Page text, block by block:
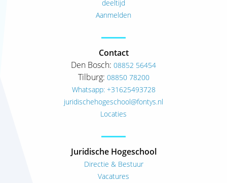
deeltijd
Aanmelden
Contact
Den Bosch: 08852 56454
Tilburg: 08850 78200
Whatsapp: +31625493728
juridischehogeschool@fontys.nl
Locaties
Juridische Hogeschool
Directie & Bestuur
Vacatures